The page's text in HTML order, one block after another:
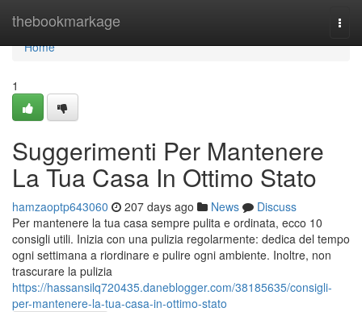
thebookmarkage
Home
Home
1
Suggerimenti Per Mantenere
La Tua Casa In Ottimo Stato
hamzaoptp643060 207 days ago News
Discuss
Per mantenere la tua casa sempre pulita e ordinata, ecco 10
consigli utili. Inizia con una pulizia regolarmente: dedica del tempo
ogni settimana a riordinare e pulire ogni ambiente. Inoltre, non
trascurare la pulizia
https://hassansilq720435.daneblogger.com/38185635/consigli-
per-mantenere-la-tua-casa-in-ottimo-stato